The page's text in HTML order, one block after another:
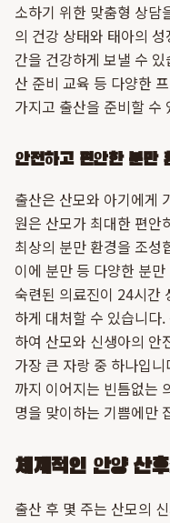
소하기 위한 맞춤형 상담
의 건강 상태와 태아의
간을 건강하게 보낼 수
산 준비 교육 등 다양한
가지고 출산을 준비할 수
안전하고 편안한 분만
출산은 산모와 아기에게
원은 산모가 최대한 편안
최상의 분만 환경을 조성
이에 분만 등 다양한 분
숙련된 의료진이 24시간
하게 대처할 수 있습니다
하여 산모와 신생아의 안
가장 큰 자랑 중 하나입
까지 이어지는 빈틈없는
명을 맞이하는 기쁨에만
체계적인 안양 산
출산 후 몇 주는 산모의